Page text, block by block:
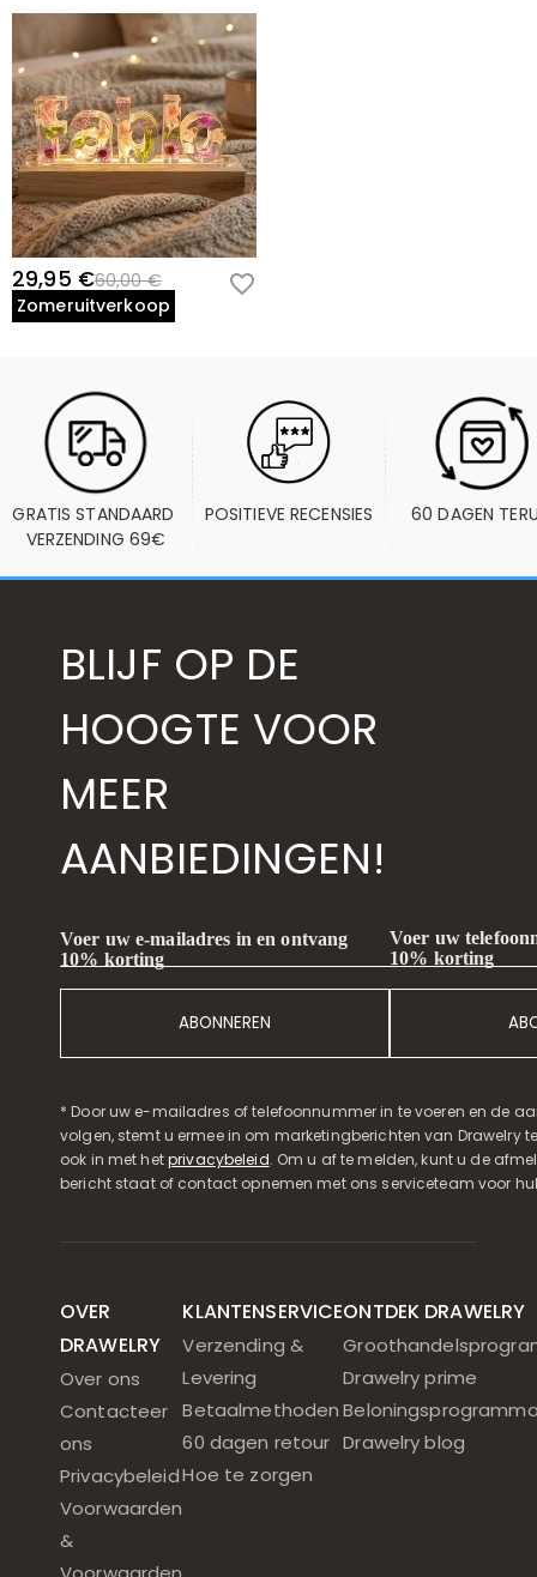
29,95 €60,00 €
Zomeruitverkoop
GRATIS STANDAARD
VERZENDING 69€
POSITIEVE RECENSIES 60 DAGEN
BLIJF OP DE
HOOGTE VOOR
MEER
AANBIEDINGEN!
Voer uw e-mailadres in en ontvang
10% korting
ABONNEREN
Voer uw
10% korting
* Door uw e-mailadres of telefoonnummer in te voeren en de
volgen, stemt u ermee in om marketingberichten van Drawelry
ook in met hetprivacybeleid. Om u af te melden, kunt u de
bericht staat of contact opnemen met ons serviceteam voor
OVER
DRAWELRY
Over ons
Contacteer
ons
Privacybeleid
Voorwaarden
&
KLANTENSERVICE
Verzending &
Levering
Betaalmethoden
60 dagen retour
Hoe te zorgen
ONTDEK DRAWELRY
Drawelry prime
Drawelry blog